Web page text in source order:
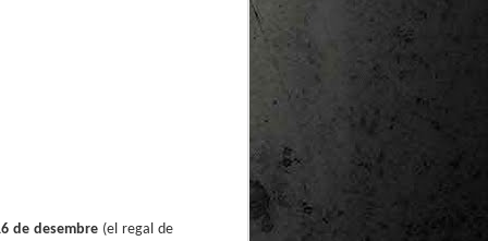
de desembre (el regal de